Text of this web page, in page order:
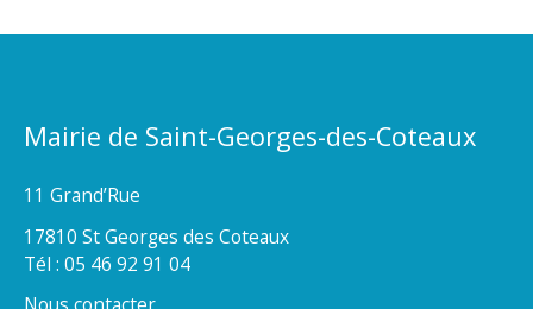
Mairie de Saint-Georges-des-Coteaux
11 Grand’Rue
17810 St Georges des Coteaux
Tél : 05 46 92 91 04